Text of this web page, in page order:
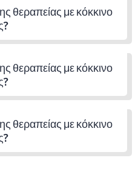
θεραπείας με κόκκινο
θεραπείας με κόκκινο
θεραπείας με κόκκινο